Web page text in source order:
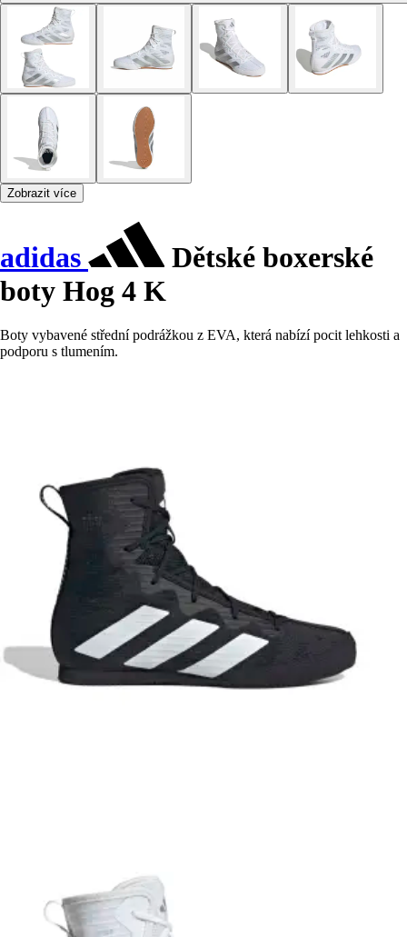
Zobrazit více
adidas
Dětské boxerské
boty Hog 4 K
Boty vybavené střední podrážkou z EVA, která nabízí pocit lehkosti a
podporu s tlumením.